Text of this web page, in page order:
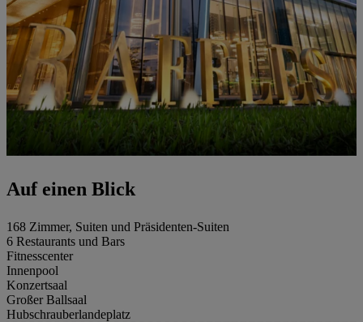
Auf einen Blick
168 Zimmer, Suiten und Präsidenten-Suiten
6 Restaurants und Bars
Fitnesscenter
Innenpool
Konzertsaal
Großer Ballsaal
Hubschrauberlandeplatz